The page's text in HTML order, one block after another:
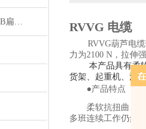
解决空间限制问题：TVVB扁电缆在紧凑环境中的优势 RVVG 电缆
RVVG葫芦电
力为2100 N，拉伸
本产品具有柔
货架、起重机、港
●产品特点
柔软抗扭曲、
多班连续工作仍然